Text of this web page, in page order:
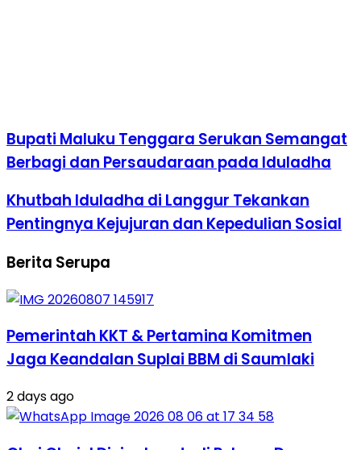
Bupati Maluku Tenggara Serukan Semangat
Berbagi dan Persaudaraan pada Iduladha
Khutbah Iduladha di Langgur Tekankan
Pentingnya Kejujuran dan Kepedulian Sosial
Berita Serupa
Pemerintah KKT & Pertamina Komitmen
Jaga Keandalan Suplai BBM di Saumlaki
2 days ago